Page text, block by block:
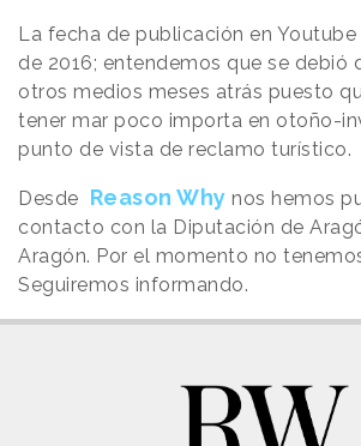
La fecha de publicación en
de 2016; entendemos que se debió
otros medios meses atrás puesto
tener mar poco importa en otoño-
punto de vista de reclamo turístico.
Desde Reason Why nos hemos
contacto con la Diputación de
Aragón. Por el momento no
Seguiremos informando.